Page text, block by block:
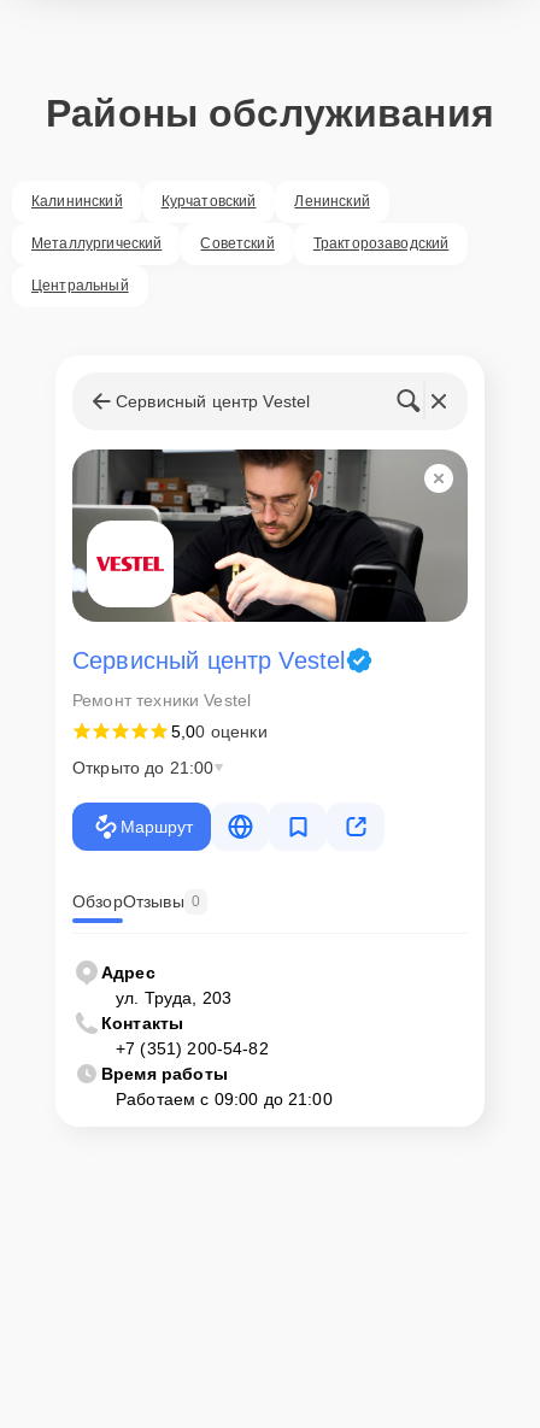
Районы обслуживания
Калининский Курчатовский Ленинский
Металлургический Советский Тракторозаводский
Центральный
Сервисный центр Vestel
Сервисный центр Vestel
Ремонт техники Vestel
5,00 оценки
Открыто до 21:00
Маршрут
ОбзорОтзывы 0
Адрес
ул. Труда, 203
Контакты
+7 (351) 200-54-82
Время работы
Работаем с 09:00 до 21:00